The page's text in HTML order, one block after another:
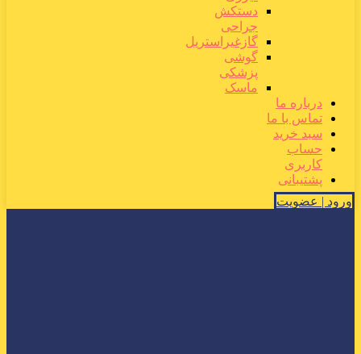
دستکش
جراحی
گازغیراستریل
گوشی
پزشکی
ماسک
درباره ما
تماس با ما
سبد خرید
حساب
کاربری
پشتیبانی
ورود | عضویت